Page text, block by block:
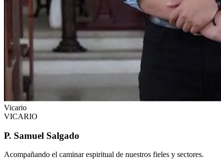
Vicario
VICARIO
P. Samuel Salgado
Acompañando el caminar espiritual de nuestros fieles y sectores.